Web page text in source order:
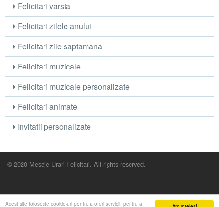
Acest site foloseste cookie-uri pentru a oferi servicii, pentru a
Felicitari varsta
Felicitari zilele anului
Felicitari zile saptamana
Felicitari muzicale
Felicitari muzicale personalizate
Felicitari animate
Invitatii personalizate
© 2020 Mesaje Urari Felicitari. All rights reserved.